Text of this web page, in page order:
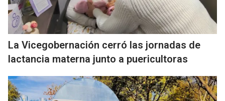
La Vicegobernación cerró las jornadas de
lactancia materna junto a puericultoras